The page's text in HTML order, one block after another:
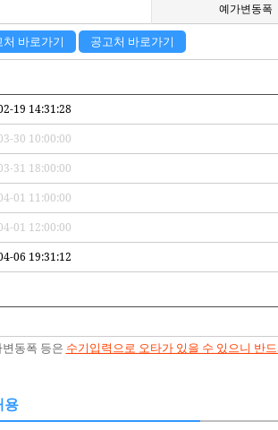
예가변동폭
처 바로가기 공고처 바로가기
19 14:31:28
30 10:00:00
31 18:00:00
01 11:00:00
01 12:00:00
06 19:31:12
동폭 등은 수기입력으로 오타가 있을 수 있으니 반
용